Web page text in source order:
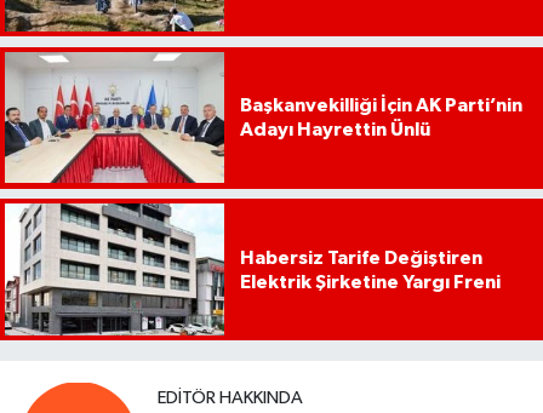
Başkanvekilliği İçin AK Parti’nin
Adayı Hayrettin Ünlü
Habersiz Tarife Değiştiren
Elektrik Şirketine Yargı Freni
EDITÖR HAKKINDA